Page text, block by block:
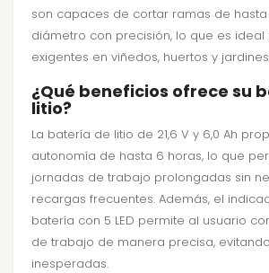
son capaces de cortar ramas de
diámetro con precisión, lo que es
exigentes en viñedos, huertos y
¿Qué beneficios ofrece su
litio?
La batería de litio de 21,6 V y 6,0 Ah
autonomía de hasta 6 horas, lo que
jornadas de trabajo prolongadas sin
recargas frecuentes. Además, el
batería con 5 LED permite al usuario
de trabajo de manera precisa,
inesperadas.